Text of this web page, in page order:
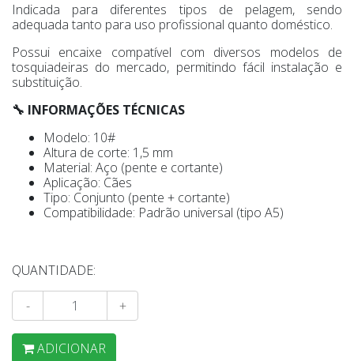
Indicada para diferentes tipos de pelagem, sendo
adequada tanto para uso profissional quanto doméstico.
Possui encaixe compatível com diversos modelos de
tosquiadeiras do mercado, permitindo fácil instalação e
substituição.
🔧 INFORMAÇÕES TÉCNICAS
Modelo: 10#
Altura de corte: 1,5 mm
Material: Aço (pente e cortante)
Aplicação: Cães
Tipo: Conjunto (pente + cortante)
Compatibilidade: Padrão universal (tipo A5)
QUANTIDADE:
- +
ADICIONAR